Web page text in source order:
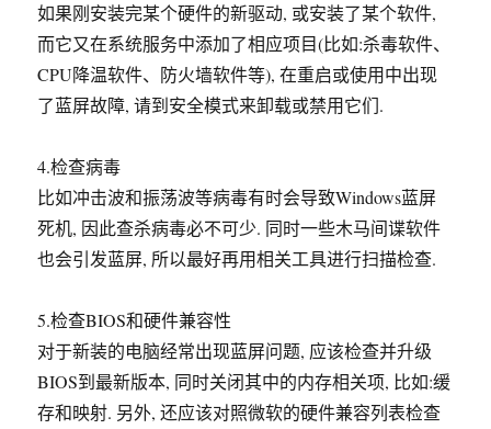
如果刚安装完某个硬件的新驱动, 或安装了某个软件,
而它又在系统服务中添加了相应项目(比如:杀毒软件、
CPU降温软件、防火墙软件等), 在重启或使用中出现
了蓝屏故障, 请到安全模式来卸载或禁用它们.
4.检查病毒
比如冲击波和振荡波等病毒有时会导致Windows蓝屏
死机, 因此查杀病毒必不可少. 同时一些木马间谍软件
也会引发蓝屏, 所以最好再用相关工具进行扫描检查.
5.检查BIOS和硬件兼容性
对于新装的电脑经常出现蓝屏问题, 应该检查并升级
BIOS到最新版本, 同时关闭其中的内存相关项, 比如:缓
存和映射. 另外, 还应该对照微软的硬件兼容列表检查